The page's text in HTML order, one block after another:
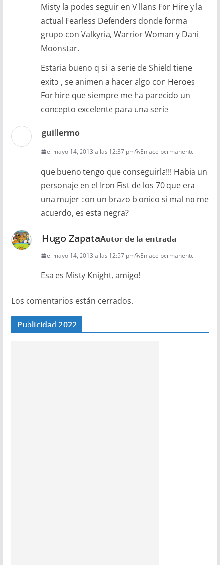
Misty la podes seguir en Villans For Hire y la
actual Fearless Defenders donde forma
grupo con Valkyria, Warrior Woman y Dani
Moonstar.
Estaria bueno q si la serie de Shield tiene
exito , se animen a hacer algo con Heroes
For hire que siempre me ha parecido un
concepto excelente para una serie
guillermo
el mayo 14, 2013 a las 12:37 pm Enlace permanente
que bueno tengo que conseguirla!!! Habia un
personaje en el Iron Fist de los 70 que era
una mujer con un brazo bionico si mal no me
acuerdo, es esta negra?
Hugo ZapataAutor de la entrada
el mayo 14, 2013 a las 12:57 pm Enlace permanente
Esa es Misty Knight, amigo!
Los comentarios están cerrados.
Publicidad 2022